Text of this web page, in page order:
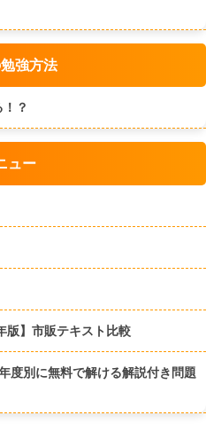
強方法
？
ュー
版】市販テキスト比較
度別に無料で解ける解説付き問題